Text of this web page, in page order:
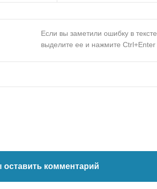
Если вы заметили ошибку в тексте,
выделите ее и нажмите Ctrl+Enter
оставить комментарий